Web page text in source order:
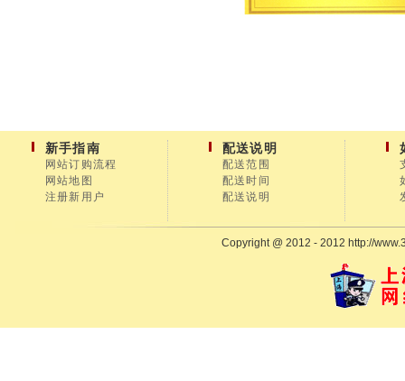
新手指南
网站订购流程
网站地图
注册新用户
配送说明
配送范围
配送时间
配送说明
Copyright @ 2012 - 2012 http://